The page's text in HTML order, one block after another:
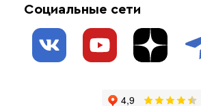
Взрывозащищенное оборудование
Системы защиты от протечки
Обогрев резервуаров
Обогрев трубопроводов
Блог
Социальные сети